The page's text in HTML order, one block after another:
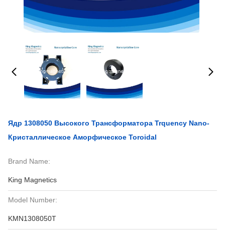
Ядр 1308050 Высокого Трансформатора Trquency Nano-
Кристаллическое Аморфическое Toroidal
Brand Name:
King Magnetics
Model Number:
KMN1308050T